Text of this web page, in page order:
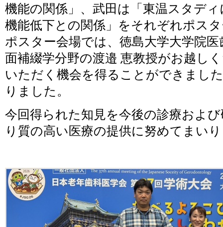
機能の関係」、武田は「東温スタデ
機能低下との関係」をそれぞれポス
ポスター会場では、徳島大学大学院
面補綴学分野の渡邉 恵教授がお越し
いただく機会を得ることができまし
りました。
今回得られた知見を今後の診療およ
り質の高い医療の提供に努めてまい